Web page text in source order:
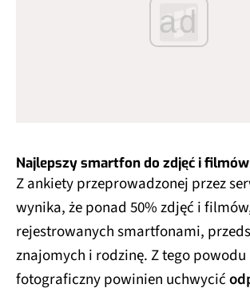
ad
Najlepszy smartfon do zdjęć i filmów
Z ankiety przeprowadzonej przez
wynika, że ponad 50% zdjęć i
rejestrowanych smartfonami,
znajomych i rodzinę. Z tego
fotograficzny powinien uchwycić